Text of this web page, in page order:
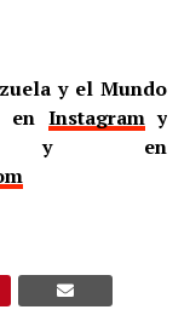
y el Mundo
en Instagramy
en